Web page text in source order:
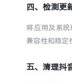
四、检测更
将应用及系
兼容性和稳定
五、清理抖